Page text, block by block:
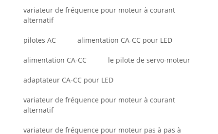
variateur de fréquence pour moteur à courant
alternatif
pilotes AC alimentation CA-CC pour LED
alimentation CA-CC le pilote de servo-moteur
adaptateur CA-CC pour LED
variateur de fréquence pour moteur à courant
alternatif
variateur de fréquence pour moteur pas à pas à